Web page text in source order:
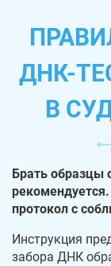
ДНК-
В
Брать образцы
протокол с
Инструкция
забора ДНК